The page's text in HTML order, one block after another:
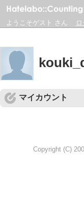
ようこそゲスト さん
マイカウント
Copyright (C)